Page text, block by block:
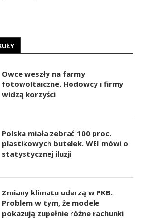
Owce weszły na farmy
fotowoltaiczne. Hodowcy i firmy
widzą korzyści
Polska miała zebrać 100 proc.
plastikowych butelek. WEI mówi o
statystycznej iluzji
Zmiany klimatu uderzą w PKB.
Problem w tym, że modele
pokazują zupełnie różne rachunki